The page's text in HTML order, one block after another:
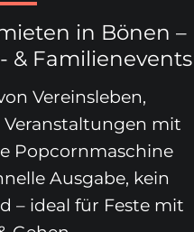
in Bönen –
& Familienevents
Vereinsleben,
mit
Popcornmaschine
Ausgabe, kein
– ideal für Feste mit